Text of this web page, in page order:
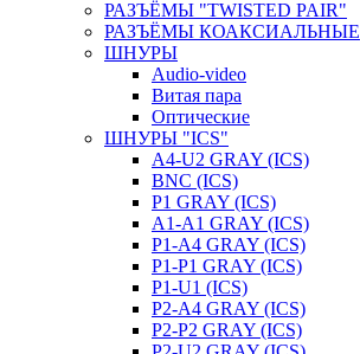
РАЗЪЁМЫ "TWISTED PAIR"
РАЗЪЁМЫ КОАКСИАЛЬНЫЕ
ШНУРЫ
Audio-video
Витая пара
Оптические
ШНУРЫ "ICS"
A4-U2 GRAY (ICS)
BNC (ICS)
P1 GRAY (ICS)
A1-A1 GRAY (ICS)
P1-A4 GRAY (ICS)
P1-P1 GRAY (ICS)
P1-U1 (ICS)
P2-A4 GRAY (ICS)
P2-P2 GRAY (ICS)